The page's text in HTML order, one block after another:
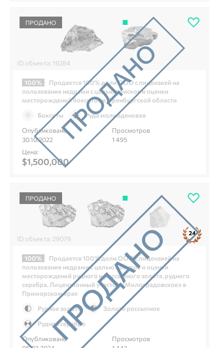
ПРОДАНО
ID объекта: 19284
100%
Продается 100% доли ООО с лицензией на
пользование недрами с целью поисков и оценки
месторождений бокситов в Оренбургской области
Бокситы
Руда молибденовая
Опубликовано
30.10.2022
Просмотров
1 495
Цена:
$1,500,000
ПРОДАНО
ID объекта: 29079
24
100%
Продается 100% доли ООО с лицензией на
пользование недрами с целью поисков и оценки
месторождений рудного и россыпного золота, рудного
серебра. Лицензионный участок «Милоградовское» в
Приморском крае
Рудное золото
Золото россыпное
Рудное серебро
Опубликовано
Просмотров